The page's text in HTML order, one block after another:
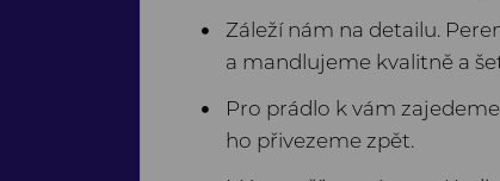
Záleží nám na detailu.
a mandlujeme kvalitně a
Pro prádlo k vám
ho přivezeme zpět.